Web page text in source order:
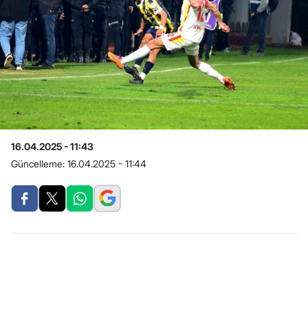
16.04.2025 - 11:43
Güncelleme: 16.04.2025 - 11:44